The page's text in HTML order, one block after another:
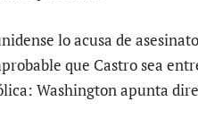
lo acusa de
que Castro sea
Washington apunta